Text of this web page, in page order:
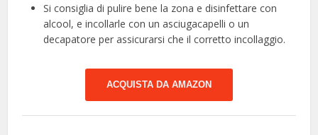
Si consiglia di pulire bene la zona e disinfettare con
alcool, e incollarle con un asciugacapelli o un
decapatore per assicurarsi che il corretto incollaggio.
ACQUISTA DA AMAZON